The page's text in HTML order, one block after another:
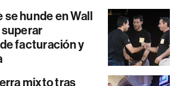
hunde en Wall
facturación y
mixto tras